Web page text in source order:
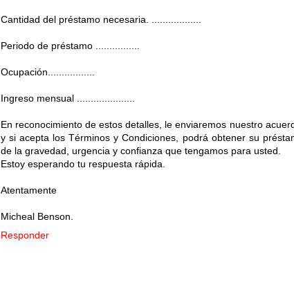
Cantidad del préstamo necesaria. ..................
Periodo de préstamo ................
Ocupación.................
Ingreso mensual .....................
En reconocimiento de estos detalles, le enviaremos nuestro
y si acepta los Términos y Condiciones, podrá obtener su
de la gravedad, urgencia y confianza que tengamos para usted.
Estoy esperando tu respuesta rápida.
Atentamente
Micheal Benson.
Responder